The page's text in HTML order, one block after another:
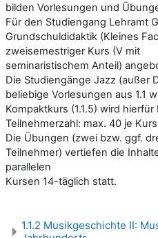
bilden Vorlesungen und
Für den Studiengang Lehramt
Grundschuldidaktik (Kleines
zweisemestriger Kurs (V mit
seminaristischem Anteil)
Die Studiengänge Jazz (außer
beliebige Vorlesungen aus 1.1
Kompaktkurs (1.1.5) wird
Teilnehmerzahl: max. 40 je Kurs
Die Übungen (zwei bzw. ggf.
Teilnehmer) vertiefen die
parallelen
Kursen 14-täglich statt.
1.1.2 Musikgeschichte II: